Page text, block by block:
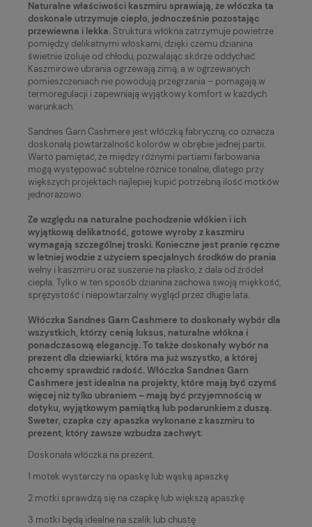
Naturalne właściwości kaszmiru sprawiają, że włóczka ta
doskonale utrzymuje ciepło, jednocześnie pozostając
przewiewna i lekka.Struktura włókna zatrzymuje powietrze
pomiędzy delikatnymi włoskami, dzięki czemu dzianina
świetnie izoluje od chłodu, pozwalając skórze oddychać.
Kaszmirowe ubrania ogrzewają zimą, a w ogrzewanych
pomieszczeniach nie powodują przegrzania – pomagają w
termoregulacji i zapewniają wyjątkowy komfort w każdych
warunkach.
Sandnes Garn Cashmere jest włóczką fabryczną, co oznacza
doskonałą powtarzalność kolorów w obrębie jednej partii.
Warto pamiętać, że między różnymi partiami farbowania
mogą występować subtelne różnice tonalne, dlatego przy
większych projektach najlepiej kupić potrzebną ilość motków
jednorazowo.
Ze względu na naturalne pochodzenie włókien i ich
wyjątkową delikatność, gotowe wyroby z kaszmiru
wymagają szczególnej troski. Konieczne jest pranie ręczne
w letniej wodzie z użyciem specjalnych środków do prania
wełny i kaszmiru oraz suszenie na płasko, z dala od źródeł
ciepła. Tylko w ten sposób dzianina zachowa swoją miękkość,
sprężystość i niepowtarzalny wygląd przez długie lata.
Włóczka Sandnes Garn Cashmere to doskonały wybór dla
wszystkich, którzy cenią luksus, naturalne włókna i
ponadczasową elegancję. To także doskonały wybór na
prezent dla dziewiarki, która ma już wszystko, a której
chcemy sprawdzić radość. Włóczka Sandnes Garn
Cashmere jest idealna na projekty, które mają być czymś
więcej niż tylko ubraniem – mają być przyjemnością w
dotyku, wyjątkowym pamiątką lub podarunkiem z duszą.
Sweter, czapka czy apaszka wykonane z kaszmiru to
prezent, który zawsze wzbudza zachwyt.
Doskonała włóczka na prezent.
1 motek wystarczy na opaskę lub wąską apaszkę
2 motki sprawdzą się na czapkę lub większą apaszkę
3 motki będą idealne na szalik lub chustę